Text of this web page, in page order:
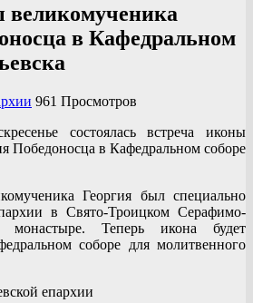
великомученика
в Кафедральном
961 Просмотров
состоялась встреча иконы
Победоносца в Кафедральном соборе
Георгия был специально
в Свято-Троицком Серафимо-
монастыре. Теперь икона будет
соборе для молитвенного
епархии